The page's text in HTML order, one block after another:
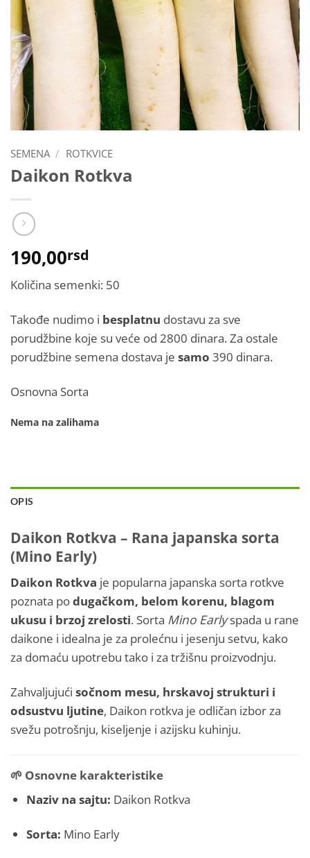
SEMENA / ROTKVICE
Daikon Rotkva
190,00rsd
Količina semenki: 50
Takođe nudimo i besplatnu dostavu za sve
porudžbine koje su veće od 2800 dinara. Za ostale
porudžbine semena dostava je samo 390 dinara.
Osnovna Sorta
Nema na zalihama
OPIS
Daikon Rotkva – Rana japanska sorta
(Mino Early)
Daikon Rotkva je popularna japanska sorta rotkve
poznata podugačkom, belom korenu, blagom
ukusu i brzoj zrelosti. Sorta Mino Earlyspada u rane
daikone i idealna je za prolećnu i jesenju setvu, kako
za domaću upotrebu tako i za tržišnu proizvodnju.
Zahvaljujući sočnom mesu, hrskavoj strukturi i
odsustvu ljutine, Daikon rotkva je odličan izbor za
svežu potrošnju, kiseljenje i azijsku kuhinju.
🌱 Osnovne karakteristike
Naziv na sajtu: Daikon Rotkva
Sorta: Mino Early